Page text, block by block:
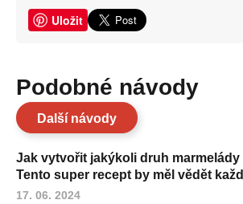
Uložit
Podobné návody
Další návody
Jak vytvořit jakýkoli druh marmelády
Tento super recept by měl vědět
17. 06. 2024